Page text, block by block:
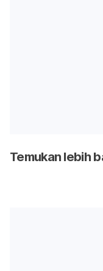
Temukan lebih